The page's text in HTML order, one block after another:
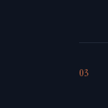
03